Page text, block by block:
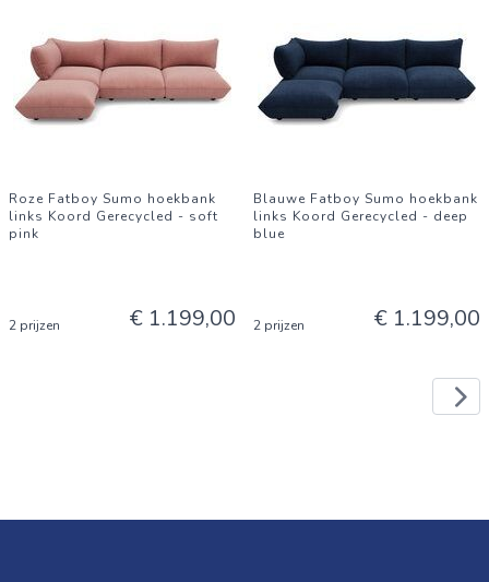
Roze Fatboy Sumo hoekbank
links Koord Gerecycled - soft
pink
2 prijzen € 1.199,00
Blauwe Fatboy Sumo hoekbank
links Koord Gerecycled - deep
blue
2 prijzen € 1.199,00